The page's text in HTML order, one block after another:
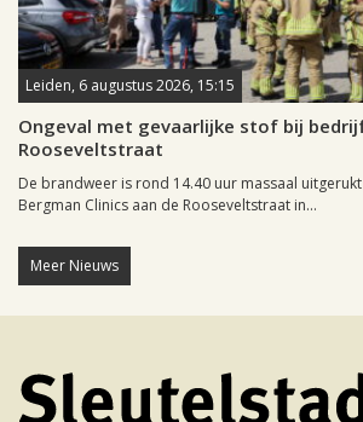
Leiden, 6 augustus 2026, 15:15
Ongeval met gevaarlijke stof bij
Rooseveltstraat
De brandweer is rond 14.40 uur massaal
Bergman Clinics aan de Rooseveltstraat in...
Meer Nieuws